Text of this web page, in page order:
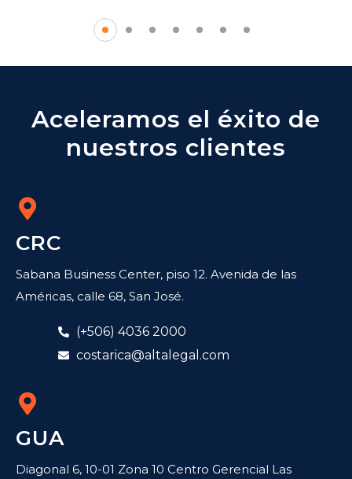
Aceleramos el éxito de
nuestros clientes
CRC
Sabana Business Center, piso 12. Avenida de las
Américas, calle 68, San José.
(+506) 4036 2000
costarica@altalegal.com
GUA
Diagonal 6, 10-01 Zona 10 Centro Gerencial Las